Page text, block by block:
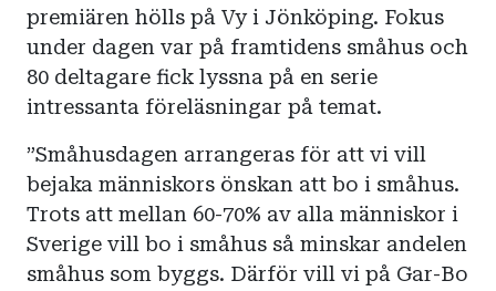
premiären hölls på Vy i Jönköping. Fokus
under dagen var på framtidens småhus och
80 deltagare fick lyssna på en serie
intressanta föreläsningar på temat.
”Småhusdagen arrangeras för att vi vill
bejaka människors önskan att bo i småhus.
Trots att mellan 60-70% av alla människor i
Sverige vill bo i småhus så minskar andelen
småhus som byggs. Därför vill vi på Gar-Bo